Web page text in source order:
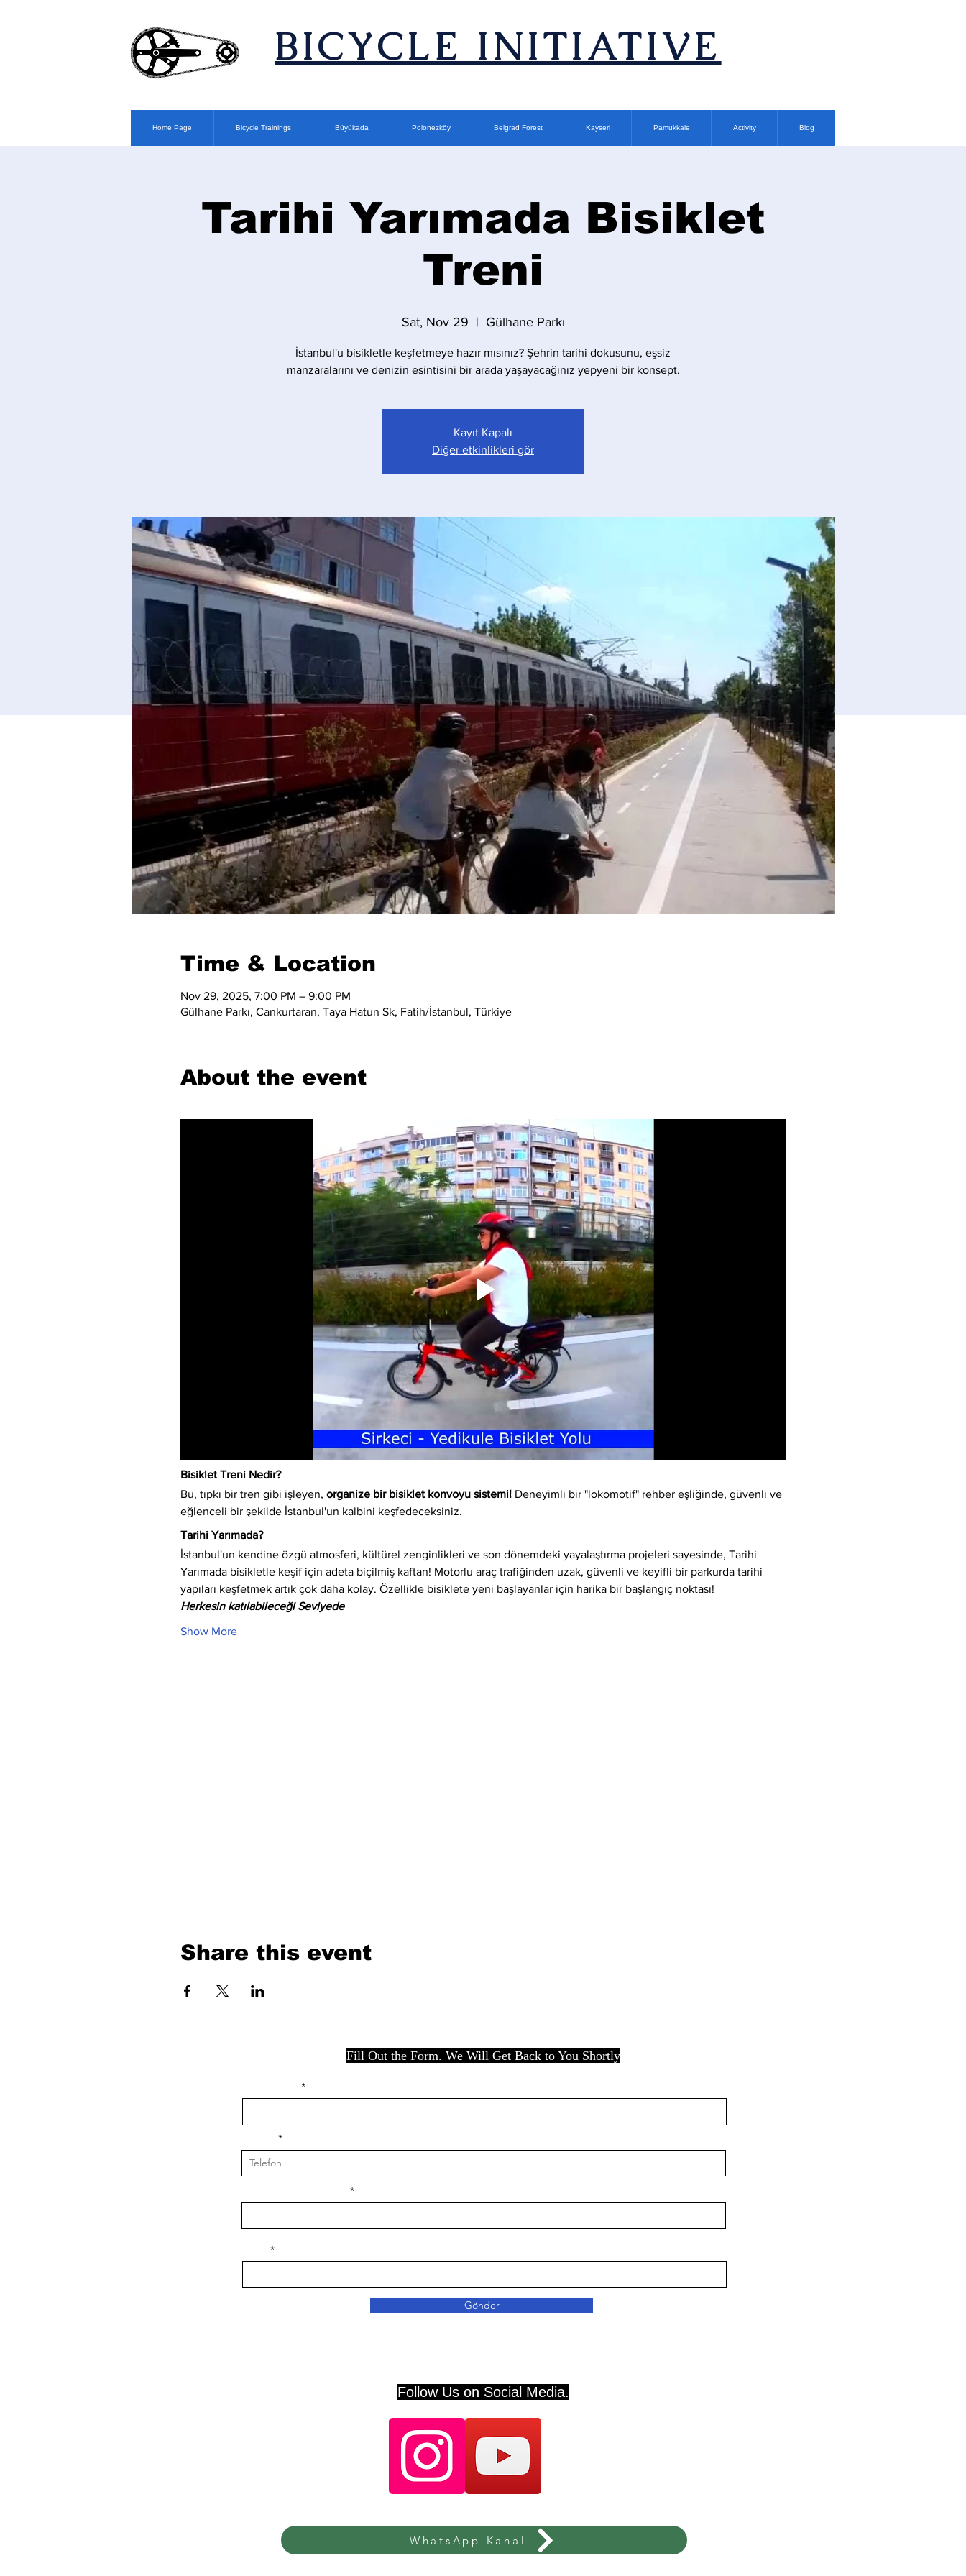
​BICYCLE INITIATIVE
Home Page Bicycle Trainings Büyükada Polonezköy Belgrad Forest Kayseri Pamukkale Activity Blog
Tarihi Yarımada Bisiklet
Treni
Sat, Nov 29
  |
Gülhane Parkı
İstanbul'u bisikletle keşfetmeye hazır mısınız? Şehrin tarihi dokusunu, eşsiz
manzaralarını ve denizin esintisini bir arada yaşayacağınız yepyeni bir konsept.
Kayıt Kapalı
Diğer etkinlikleri gör
Time & Location
Nov 29, 2025, 7:00 PM – 9:00 PM
Gülhane Parkı, Cankurtaran, Taya Hatun Sk, Fatih/İstanbul, Türkiye
About the event
Bisiklet Treni Nedir?
Bu, tıpkı bir tren gibi işleyen, organize bir bisiklet konvoyu sistemi! Deneyimli bir "lokomotif" rehber eşliğinde, güvenli ve
eğlenceli bir şekilde İstanbul'un kalbini keşfedeceksiniz.
Tarihi Yarımada?
İstanbul'un kendine özgü atmosferi, kültürel zenginlikleri ve son dönemdeki yayalaştırma projeleri sayesinde, Tarihi
Yarımada bisikletle keşif için adeta biçilmiş kaftan! Motorlu araç trafiğinden uzak, güvenli ve keyifli bir parkurda tarihi
yapıları keşfetmek artık çok daha kolay. Özellikle bisiklete yeni başlayanlar için harika bir başlangıç noktası!
Herkesin katılabileceği Seviyede
Show More
Share this event
Fill Out the Form. We Will Get Back to You Shortly
Gönder
Follow Us on Social Media.
WhatsApp Kanal